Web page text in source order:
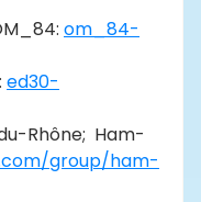
om_84-
ed30-
Rhône; Ham-
group/ham-